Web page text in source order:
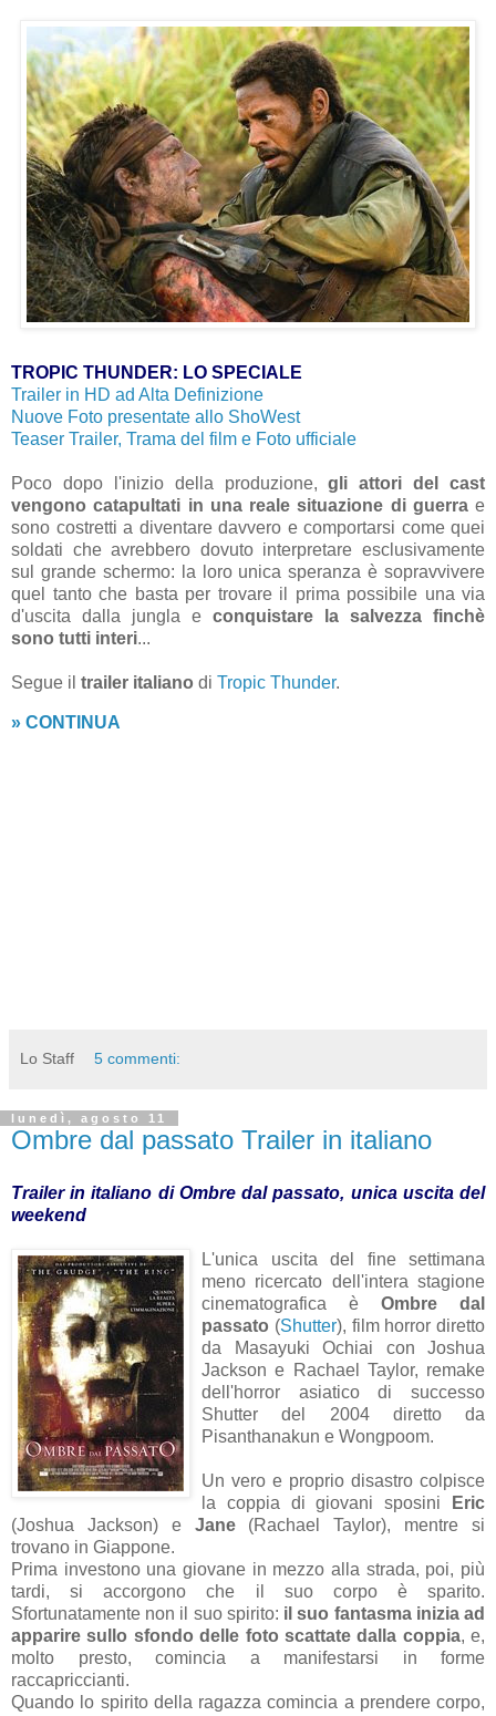
TROPIC THUNDER: LO SPECIALE
Trailer in HD ad Alta Definizione
Nuove Foto presentate allo ShoWest
Teaser Trailer, Trama del film e Foto ufficiale
Poco dopo l'inizio della produzione,gli attori del cast
vengono catapultati in una reale situazione di guerrae
sono costretti a diventare davvero e comportarsi come quei
soldati che avrebbero dovuto interpretare esclusivamente
sul grande schermo: la loro unica speranza è sopravvivere
quel tanto che basta per trovare il prima possibile una via
d'uscita dalla jungla e conquistare la salvezza finchè
sono tutti interi...
Segue il trailer italiano di Tropic Thunder.
» CONTINUA
Lo Staff 5 commenti:
lunedì, agosto 11
Ombre dal passato Trailer in italiano
Trailer in italiano di Ombre dal passato, unica uscita del
weekend
L'unica uscita del fine settimana
meno ricercato dell'intera stagione
cinematografica è Ombre dal
passato (Shutter), film horror diretto
da Masayuki Ochiai con Joshua
Jackson e Rachael Taylor, remake
dell'horror asiatico di successo
Shutter del 2004 diretto da
Pisanthanakun e Wongpoom.
Un vero e proprio disastro colpisce
la coppia di giovani sposini
Eric
(Joshua Jackson) e Jane(Rachael Taylor), mentre si
trovano in Giappone.
Prima investono una giovane in mezzo alla strada, poi, più
tardi, si accorgono che il suo corpo è sparito.
Sfortunatamente non il suo spirito: il suo fantasma inizia ad
apparire sullo sfondo delle foto scattate dalla coppia, e,
molto presto, comincia a manifestarsi in forme
raccapriccianti.
Quando lo spirito della ragazza comincia a prendere corpo,